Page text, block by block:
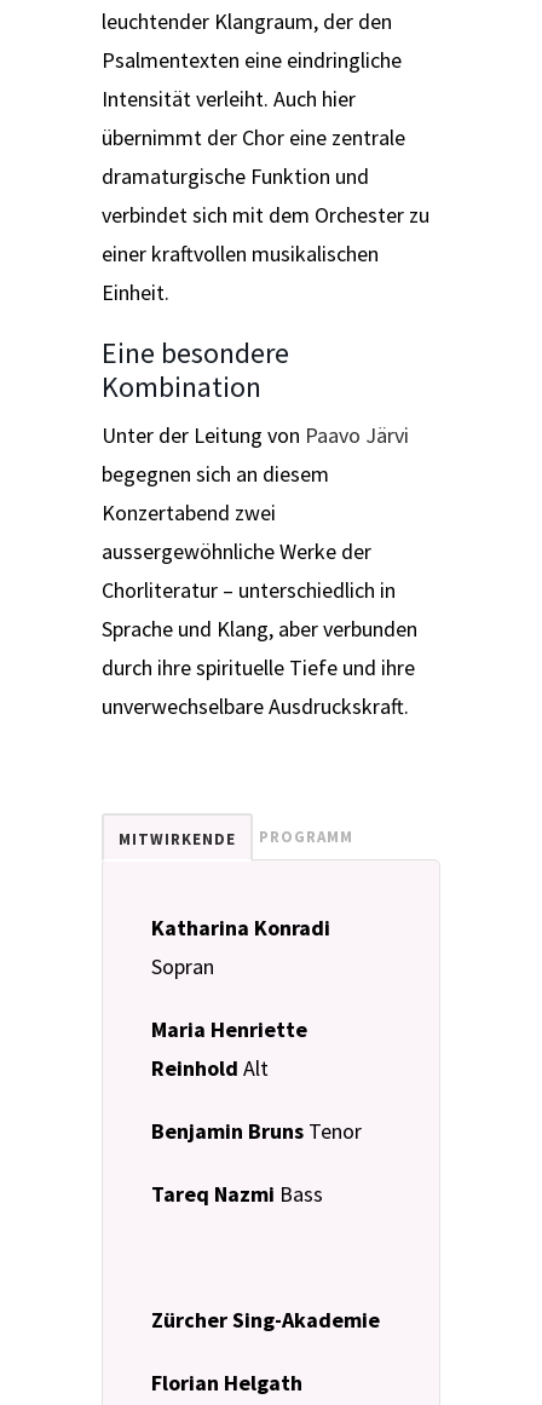
leuchtender Klangraum, der den
Psalmentexten eine eindringliche
Intensität verleiht. Auch hier
übernimmt der Chor eine zentrale
dramaturgische Funktion und
verbindet sich mit dem Orchester zu
einer kraftvollen musikalischen
Einheit.
Eine besondere
Kombination
Unter der Leitung von Paavo Järvi
begegnen sich an diesem
Konzertabend zwei
aussergewöhnliche Werke der
Chorliteratur – unterschiedlich in
Sprache und Klang, aber verbunden
durch ihre spirituelle Tiefe und ihre
unverwechselbare Ausdruckskraft.
MITWIRKENDE PROGRAMM
Katharina Konradi
Sopran
Maria Henriette
Reinhold Alt
Benjamin Bruns Tenor
Tareq Nazmi Bass
Zürcher Sing-Akademie
Florian Helgath